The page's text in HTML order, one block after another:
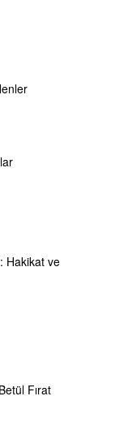
Hakikat ve
Fırat